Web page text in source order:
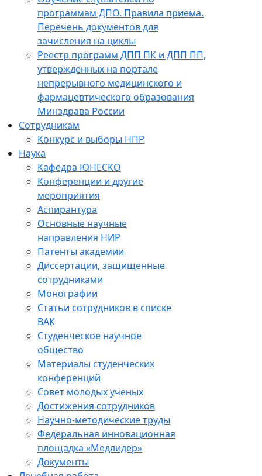
программам ДПО. Правила приема.
Перечень документов для
зачисления на циклы
Реестр программ ДПП ПК и ДПП ПП,
утвержденных на портале
непрерывного медицинского и
фармацевтического образования
Минздрава России
Сотрудникам
Конкурс и выборы НПР
Наука
Кафедра ЮНЕСКО
Конференции и другие
мероприятия
Аспирантура
Основные научные
направления НИР
Патенты академии
Диссертации, защищенные
сотрудниками
Монографии
Статьи сотрудников в списке
ВАК
Студенческое научное
общество
Материалы студенческих
конференций
Совет молодых ученых
Достижения сотрудников
Научно-методические труды
Федеральная инновационная
площадка «Медлидер»
Документы